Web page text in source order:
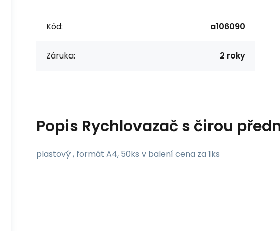
Kód: a106090
Záruka: 2 roky
Popis Rychlovazač s čirou
plastový , formát A4, 50ks v balení cena za 1ks